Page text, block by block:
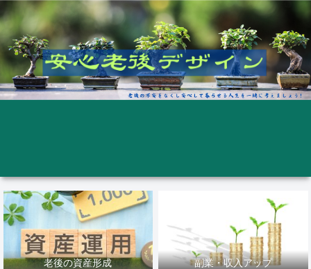
老後の資産形成 副業・収入アップ